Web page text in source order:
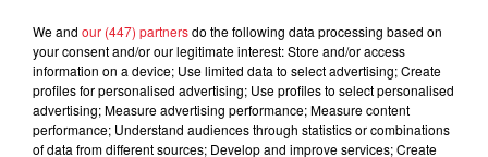
d'un homme prétendant être son fils
We and our (447) partnersdo the following data processing based on
your consent and/or our legitimate interest: Store and/or access
information on a device; Use limited data to select advertising; Create
profiles for personalised advertising; Use profiles to select personalised
advertising; Measure advertising performance; Measure content
performance; Understand audiences through statistics or combinations
of data from different sources; Develop and improve services; Create